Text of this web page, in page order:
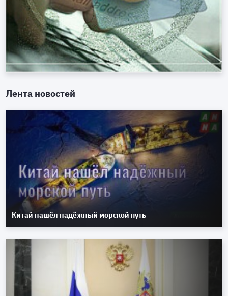
Лента новостей
Китай нашёл надёжный морской путь